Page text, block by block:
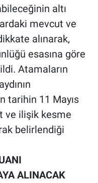
altı
mevcut ve
alınarak,
esasına göre
Atamaların
tarihin 11 Mayıs
ve ilişik kesme
belirlendiği
ALINACAK